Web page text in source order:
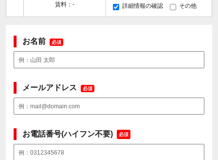
賃料：-
詳細情報の確認 その他
お名前 必須
メールアドレス 必須
お電話番号(ハイフン不要) 必須